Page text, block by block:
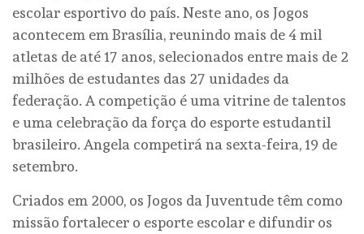
escolar esportivo do país. Neste ano, os Jogos
acontecem em Brasília, reunindo mais de 4 mil
atletas de até 17 anos, selecionados entre mais de 2
milhões de estudantes das 27 unidades da
federação. A competição é uma vitrine de talentos
e uma celebração da força do esporte estudantil
brasileiro. Angela competirá na sexta-feira, 19 de
setembro.
Criados em 2000, os Jogos da Juventude têm como
missão fortalecer o esporte escolar e difundir os